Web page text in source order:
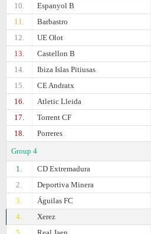
10.
Espanyol B
11.
Barbastro
12.
UE Olot
13.
Castellon B
14.
Ibiza Islas Pitiusas
15.
CE Andratx
16.
Atletic Lleida
17.
Torrent CF
18.
Porreres
Group 4
1.
CD Extremadura
2.
Deportiva Minera
3.
Águilas FC
4.
Xerez